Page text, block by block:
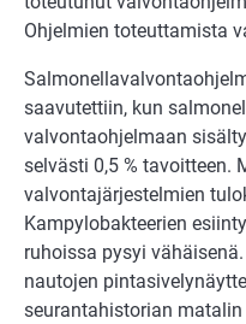
Ohjelmien toteuttamista
saavutettiin, kun
valvontaohjelmaan
selvästi 0,5 % tavoitteen.
valvontajärjestelmien
Kampylobakteerien
ruhoissa pysyi
nautojen
seurantahistorian matalin